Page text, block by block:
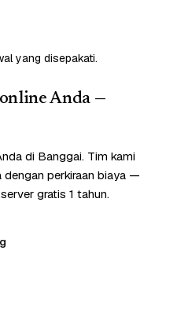
yang disepakati.
Anda —
di Banggai. Tim kami
perkiraan biaya —
gratis 1 tahun.